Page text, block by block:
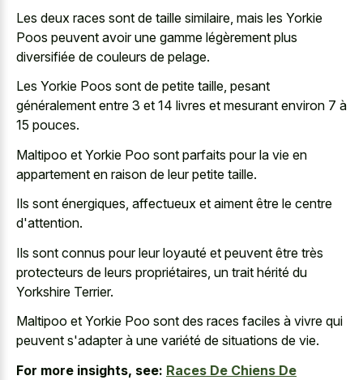
Les deux races sont de taille similaire, mais les Yorkie
Poos peuvent avoir une gamme légèrement plus
diversifiée de couleurs de pelage.
Les Yorkie Poos sont de petite taille, pesant
généralement entre 3 et 14 livres et mesurant environ 7 à
15 pouces.
Maltipoo et Yorkie Poo sont parfaits pour la vie en
appartement en raison de leur petite taille.
Ils sont énergiques, affectueux et aiment être le centre
d'attention.
Ils sont connus pour leur loyauté et peuvent être très
protecteurs de leurs propriétaires, un trait hérité du
Yorkshire Terrier.
Maltipoo et Yorkie Poo sont des races faciles à vivre qui
peuvent s'adapter à une variété de situations de vie.
For more insights, see: Races De Chiens De